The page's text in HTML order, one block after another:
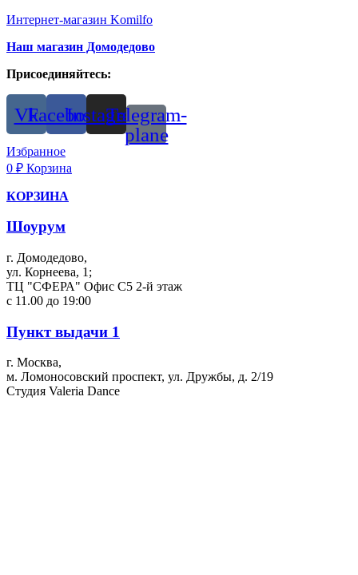
Интернет-магазин Komilfo
Наш магазин Домодедово
Присоединяйтесь:
VkFacebookInstagramTelegram-
plane
Избранное
0 ₽ Корзина
КОРЗИНА
Шоурум
г. Домодедово,
ул. Корнеева, 1;
ТЦ "СФЕРА" Офис С5 2-й этаж
с 11.00 до 19:00
Пункт выдачи 1
г. Москва,
м. Ломоносовский проспект, ул. Дружбы, д. 2/19
Студия Valeria Dance